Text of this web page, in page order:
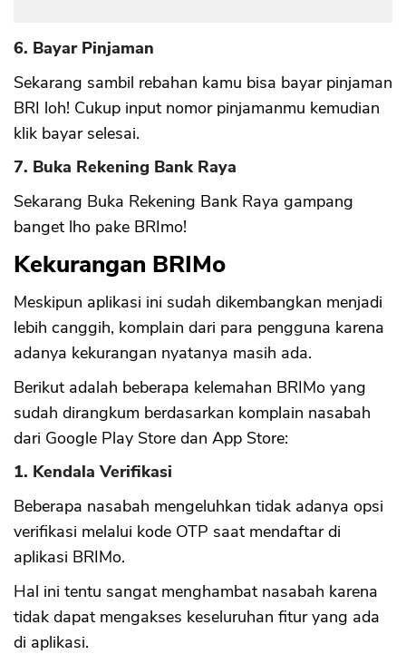
6. Bayar Pinjaman
Sekarang sambil rebahan kamu bisa bayar pinjaman
BRI loh! Cukup input nomor pinjamanmu kemudian
klik bayar selesai.
7. Buka Rekening Bank Raya
Sekarang Buka Rekening Bank Raya gampang
banget lho pake BRImo!
Kekurangan BRIMo
Meskipun aplikasi ini sudah dikembangkan menjadi
lebih canggih, komplain dari para pengguna karena
adanya kekurangan nyatanya masih ada.
Berikut adalah beberapa kelemahan BRIMo yang
sudah dirangkum berdasarkan komplain nasabah
dari Google Play Store dan App Store:
1. Kendala Verifikasi
Beberapa nasabah mengeluhkan tidak adanya opsi
verifikasi melalui kode OTP saat mendaftar di
aplikasi BRIMo.
Hal ini tentu sangat menghambat nasabah karena
tidak dapat mengakses keseluruhan fitur yang ada
di aplikasi.